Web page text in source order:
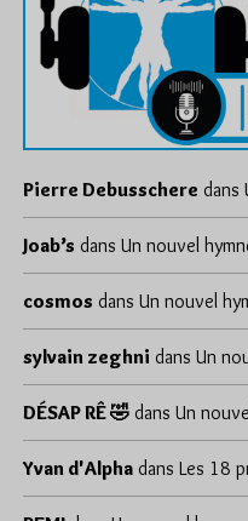
Pierre Debusschere dans
Joab’s dans Un nouvel
cosmos dans Un nouvel
sylvain zeghni dans Un
DÉSAP RÊ 🤣 dans Un
Yvan d'Alpha dans Les 18